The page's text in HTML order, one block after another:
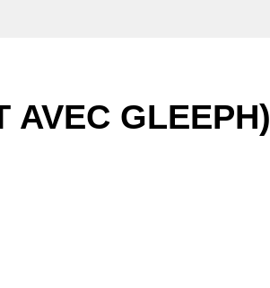
AVEC GLEEPH)